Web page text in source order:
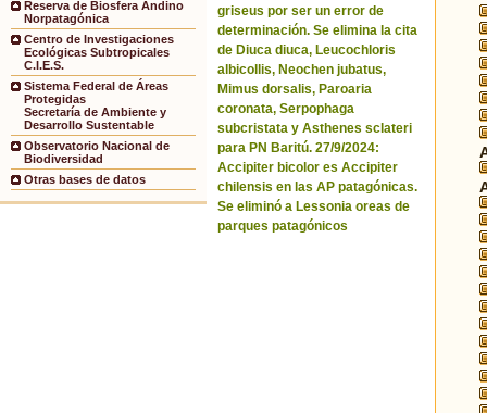
Reserva de Biosfera Andino
Norpatagónica
Centro de Investigaciones
Ecológicas Subtropicales
C.I.E.S.
Sistema Federal de Áreas
Protegidas
Secretaría de Ambiente y
Desarrollo Sustentable
Observatorio Nacional de
Biodiversidad
Otras bases de datos
griseus por ser un error de
determinación. Se elimina la cita
de Diuca diuca, Leucochloris
albicollis, Neochen jubatus,
Mimus dorsalis, Paroaria
coronata, Serpophaga
subcristata y Asthenes sclateri
para PN Baritú. 27/9/2024:
Accipiter bicolor es Accipiter
chilensis en las AP patagónicas.
Se eliminó a Lessonia oreas de
parques patagónicos